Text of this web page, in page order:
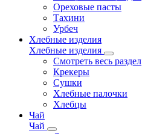
Ореховые пасты
Тахини
Урбеч
Хлебные изделия
Хлебные изделия
Смотреть весь раздел
Крекеры
Сушки
Хлебные палочки
Хлебцы
Чай
Чай